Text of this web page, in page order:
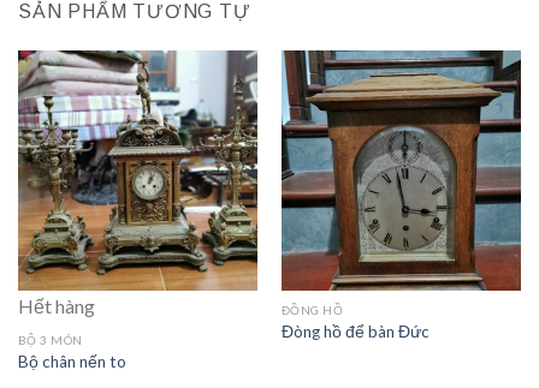
SẢN PHẨM TƯƠNG TỰ
Hết hàng
BỘ 3 MÓN
Bộ chân nến to
ĐỒNG HỒ
Đòng hồ để bàn Đức